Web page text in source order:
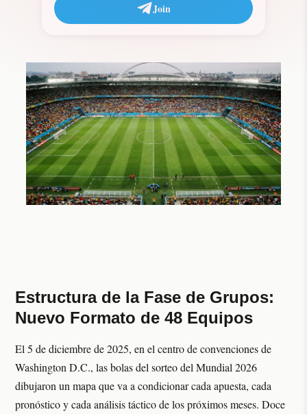
Join
Estructura de la Fase de Grupos:
Nuevo Formato de 48 Equipos
El 5 de diciembre de 2025, en el centro de convenciones de
Washington D.C., las bolas del sorteo del Mundial 2026
dibujaron un mapa que va a condicionar cada apuesta, cada
pronóstico y cada análisis táctico de los próximos meses. Doce